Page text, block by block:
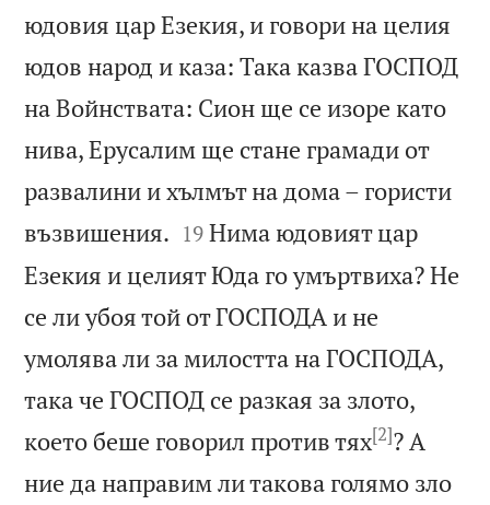
юдовия цар Езекия, и говори на целия
юдов народ и каза: Така казва ГОСПОД
на Войнствата: Сион ще се изоре като
нива, Ерусалим ще стане грамади от
развалини и хълмът на дома – гористи
възвишения. 

19 Нима юдовият цар
Езекия и целият Юда го умъртвиха? Не
се ли убоя той от ГОСПОДА и не
умолява ли за милостта на ГОСПОДА,
така че ГОСПОД се разкая за злото,
което беше говорил против тях[2]? А
ние да направим ли такова голямо зло